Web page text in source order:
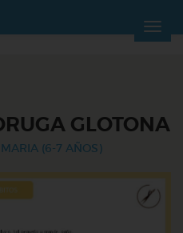
GLOTONA
(6-7 AÑOS)